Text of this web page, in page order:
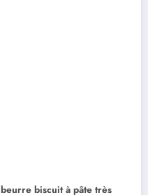
biscuit à pâte très